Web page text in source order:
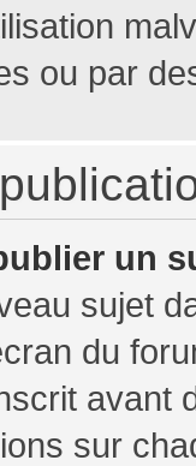
ou par
un
sujet
du
sur